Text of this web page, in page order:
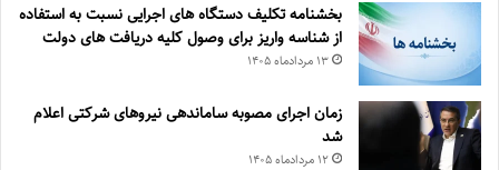
بخشنامه تکلیف دستگاه های اجرایی نسبت به استفاده
از شناسه واریز برای وصول کلیه دریافت های دولت
۱۳ مرداد‌ماه ۱۴۰۵
زمان اجرای مصوبه ساماندهی نیروهای شرکتی اعلام
شد
۱۲ مرداد‌ماه ۱۴۰۵